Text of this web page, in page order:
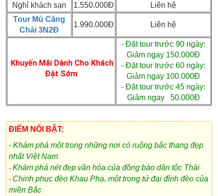
Nghỉ khách sạn
1.550.000Đ
Liên hệ
Tour Mù Căng
Chải 3N2Đ
1.990.000Đ Liên hệ
Khuyến Mãi Dành Cho Khách
Đặt Sớm
- Đặt tour trước 90 ngày:
Giảm ngay 150.000Đ
- Đặt tour trước 60 ngày:
Giảm ngay 100.000Đ
- Đặt tour trước 45 ngày:
Giảm ngay 50.000Đ
ĐIỂM NỔI BẬT:
- Khám phá một trong những nơi có ruộng bậc thang đẹp
nhất Việt Nam
-Khám phá nét đẹp văn hóa của đồng bào dân tộc Thái
- Chinh phục đèo Khau Phạ, một trong tứ đại đỉnh đèo của
miền Bắc